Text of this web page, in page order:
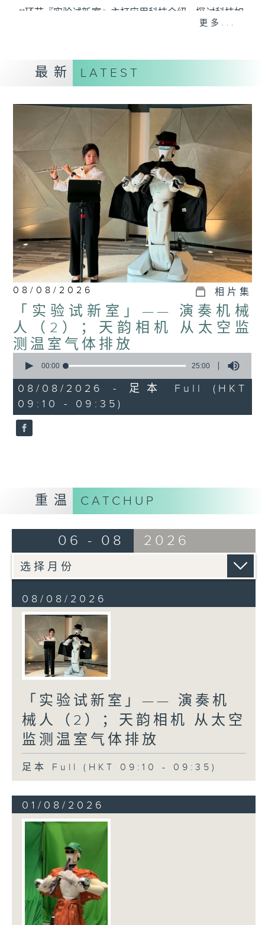
**环节『实验试新室』主打应用科技介绍，探讨科技如
用者分享使用心得及感受，展示科技如何提升生活质
星期六早上，让我们看远一点，看到未来的无限可
监制: 萧洛汶、张璟莹
更多...
最新 LATEST
08/08/2026 相片集
「实验试新室」—— 演奏机械
人（2）；天韵相机 从太空监
测温室气体排放
seconds
25
minutes,
0
seconds
00:00 25:00
08/08/2026 - 足本 Full (HKT
09:10 - 09:35)
重温 CATCHUP
06 - 08 2026
08/08/2026
「实验试新室」—— 演奏机
械人（2）；天韵相机 从太空
监测温室气体排放
足本 Full (HKT 09:10 - 09:35)
01/08/2026